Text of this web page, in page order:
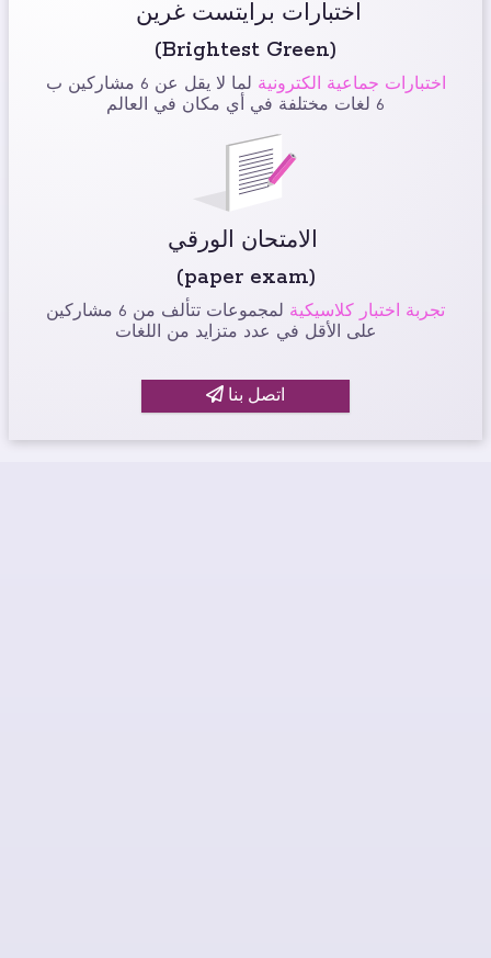
اختبارات برايتست غرين
(Brightest Green)
اختبارات جماعية الكترونية
لما لا يقل عن 6 مشاركين ب
6 لغات مختلفة في أي مكان في العالم
(paper exam)
تجربة اختبار كلاسيكية
لمجموعات تتألف من 6 مشاركين
على الأقل في عدد متزايد من اللغات
اتصل بنا